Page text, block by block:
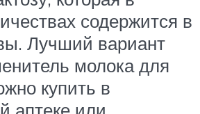
содержится в
Лучший вариант
молока для
купить в